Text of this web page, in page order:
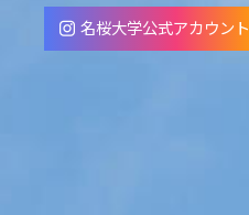
名桜大学公式アカウント